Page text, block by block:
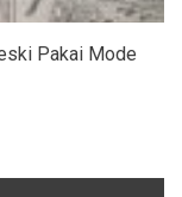
Pakai Mode